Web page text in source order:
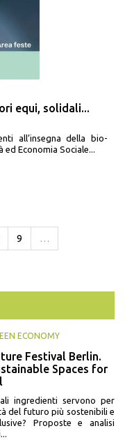
equi, solidali...
all’insegna della bio-
Economia Sociale...
9 …
ECONOMY
Festival Berlin.
Spaces for
ingredienti servono per
del futuro più sostenibili e
Proposte e analisi